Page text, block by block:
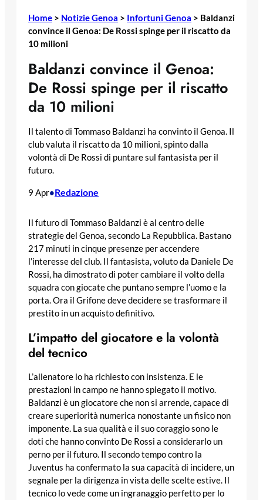
Home > Notizie Genoa > Infortuni Genoa > Baldanzi
convince il Genoa: De Rossi spinge per il riscatto da
10 milioni
Baldanzi convince il Genoa:
De Rossi spinge per il riscatto
da 10 milioni
Il talento di Tommaso Baldanzi ha convinto il Genoa. Il
club valuta il riscatto da 10 milioni, spinto dalla
volontà di De Rossi di puntare sul fantasista per il
futuro.
9 Apr•Redazione
Il futuro di Tommaso Baldanzi è al centro delle
strategie del Genoa, secondo La Repubblica. Bastano
217 minuti in cinque presenze per accendere
l’interesse del club. Il fantasista, voluto da Daniele De
Rossi, ha dimostrato di poter cambiare il volto della
squadra con giocate che puntano sempre l’uomo e la
porta. Ora il Grifone deve decidere se trasformare il
prestito in un acquisto definitivo.
L’impatto del giocatore e la volontà
del tecnico
L’allenatore lo ha richiesto con insistenza. E le
prestazioni in campo ne hanno spiegato il motivo.
Baldanzi è un giocatore che non si arrende, capace di
creare superiorità numerica nonostante un fisico non
imponente. La sua qualità e il suo coraggio sono le
doti che hanno convinto De Rossi a considerarlo un
perno per il futuro. Il secondo tempo contro la
Juventus ha confermato la sua capacità di incidere, un
segnale per la dirigenza in vista delle scelte estive. Il
tecnico lo vede come un ingranaggio perfetto per lo